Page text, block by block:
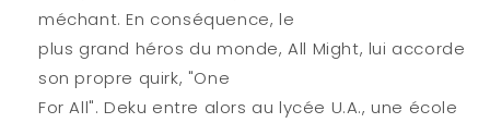
méchant. En conséquence, le
plus grand héros du monde, All Might, lui accorde
son propre quirk, "One
For All". Deku entre alors au lycée U.A., une école